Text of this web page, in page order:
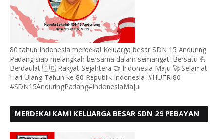
80 tahun Indonesia merdeka! Keluarga besar SDN 15 Anduring
Padang siap melangkah bersama dalam semangat: Bersatu 💪
Berdaulat 🇮🇩 Rakyat Sejahtera 🤝 Indonesia Maju 🚀 Selamat
Hari Ulang Tahun ke-80 Republik Indonesia! #HUTRI80
#SDN15AnduringPadang#IndonesiaMaju
MERDEKA! KAMI KELUARGA BESAR SDN 29 PEBAYAN